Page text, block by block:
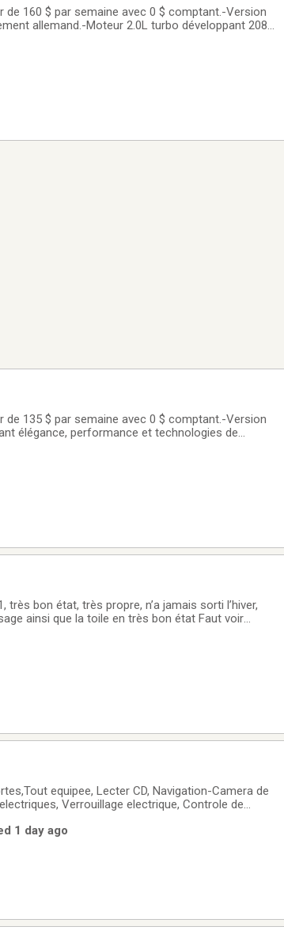
160 $ par semaine avec 0 $ comptant.-Version
allemand.-Moteur 2.0L turbo développant 208
135 $ par semaine avec 0 $ comptant.-Version
élégance, performance et technologies de
bon état, très propre, n’a jamais sorti l’hiver,
ainsi que la toile en très bon état Faut voir
equipee, Lecter CD, Navigation-Camera de
Verrouillage electrique, Controle de
1 day ago